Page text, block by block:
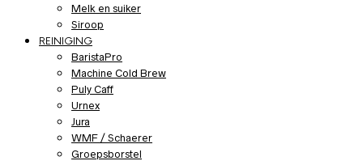
Melk en suiker
Siroop
REINIGING
BaristaPro
Machine Cold Brew
Puly Caff
Urnex
Jura
WMF / Schaerer
Groepsborstel